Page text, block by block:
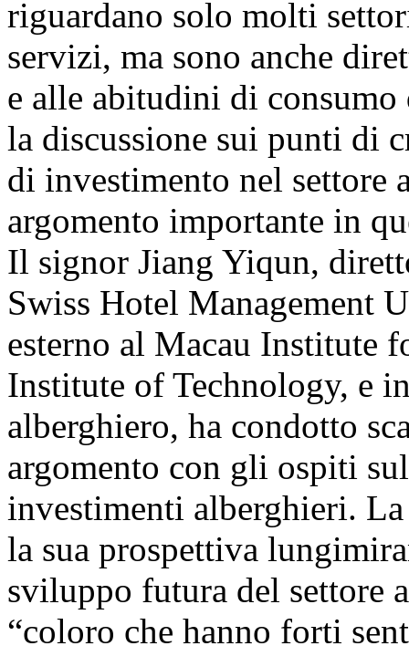
riguardano solo molti
servizi, ma sono anche
e alle abitudini di consumo
la discussione sui punti di
di investimento nel settore
argomento importante in
Il signor Jiang Yiqun,
Swiss Hotel Management
esterno al Macau Institute
Institute of Technology, e
alberghiero, ha condotto
argomento con gli ospiti
investimenti alberghieri. La
la sua prospettiva
sviluppo futura del settore
“coloro che hanno forti